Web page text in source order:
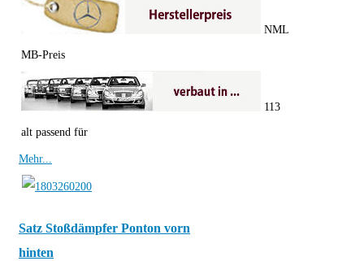
MB-Preis
NML
alt passend für
113
Mehr...
Satz Stoßdämpfer Ponton vorn
hinten